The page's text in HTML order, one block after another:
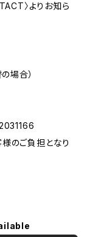
〉よりお知ら
場合）
のご負担となり